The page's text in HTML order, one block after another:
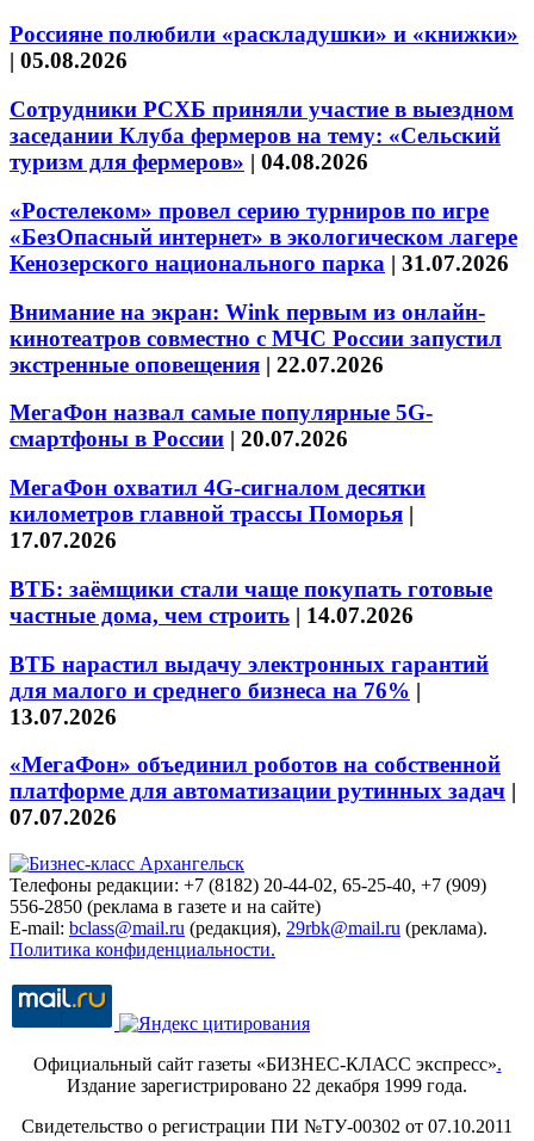
Россияне полюбили «раскладушки» и «книжки»
| 05.08.2026
Сотрудники РСХБ приняли участие в выездном
заседании Клуба фермеров на тему: «Сельский
туризм для фермеров» | 04.08.2026
«Ростелеком» провел серию турниров по игре
«БезОпасный интернет» в экологическом лагере
Кенозерского национального парка | 31.07.2026
Внимание на экран: Wink первым из онлайн-
кинотеатров совместно с МЧС России запустил
экстренные оповещения | 22.07.2026
МегаФон назвал самые популярные 5G-
смартфоны в России | 20.07.2026
МегаФон охватил 4G-сигналом десятки
километров главной трассы Поморья |
17.07.2026
ВТБ: заёмщики стали чаще покупать готовые
частные дома, чем строить | 14.07.2026
ВТБ нарастил выдачу электронных гарантий
для малого и среднего бизнеса на 76% |
13.07.2026
«МегаФон» объединил роботов на собственной
платформе для автоматизации рутинных задач |
07.07.2026
Телефоны редакции: +7 (8182) 20-44-02, 65-25-40, +7 (909)
556-2850 (реклама в газете и на сайте)
E-mail: bclass@mail.ru (редакция), 29rbk@mail.ru (реклама).
Политика конфиденциальности.
Официальный сайт газеты «БИЗНЕС-КЛАСС экспресс».
Издание зарегистрировано 22 декабря 1999 года.
Свидетельство о регистрации ПИ №ТУ-00302 от 07.10.2011